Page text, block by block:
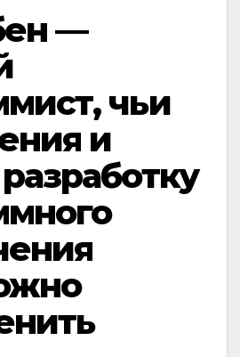
—
чьи
и